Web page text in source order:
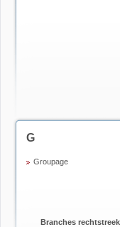
G
Groupage
Branches